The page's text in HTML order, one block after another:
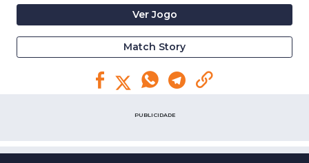
Ver Jogo
Match Story
PUBLICIDADE